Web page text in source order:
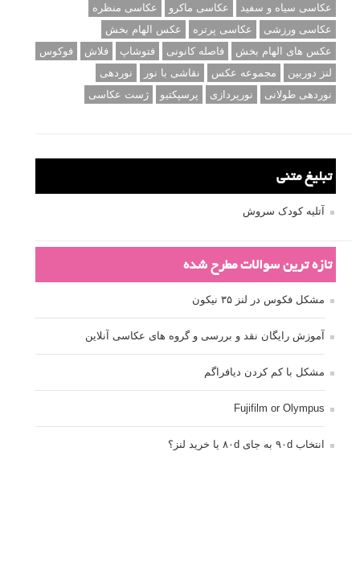
عکاسی سیاه و سفید
عکاسی ماکرو
عکاسی منظره
عکاسی ورزشی
عکاسی پرتره
عکس الهام بخش
عکس های الهام بخش
فاصله کانونی فتوشاپ فلاش
فوکوس
لنز دوربین
مجموعه عکس نقاشی با نور
نوردهی
نوردهی طولانی
نورپردازی پرسپکتیو ژست عکاسی
تبلیغ متنی
آتلیه کودک سروش
تازه ترین سوالات مطرح شده
مشکل فکوس در لنز ۳۵ نیکون
آموزش رایگان نقد و بررسی و گروه های عکاسی آنلاین
مشکل با کم کردن دیافراگم
Fujifilm or Olympus
انتخاب ۹۰d به جای ۸۰d یا خرید لنز؟